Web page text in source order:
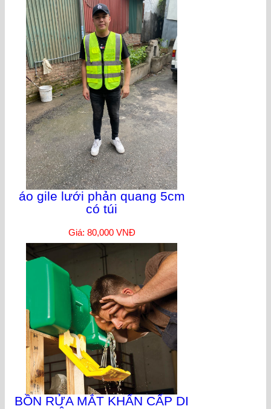
áo gile lưới phản quang 5cm
có túi
Giá: 80,000 VNĐ
BỒN RỬA MẮT KHẨN CẤP DI